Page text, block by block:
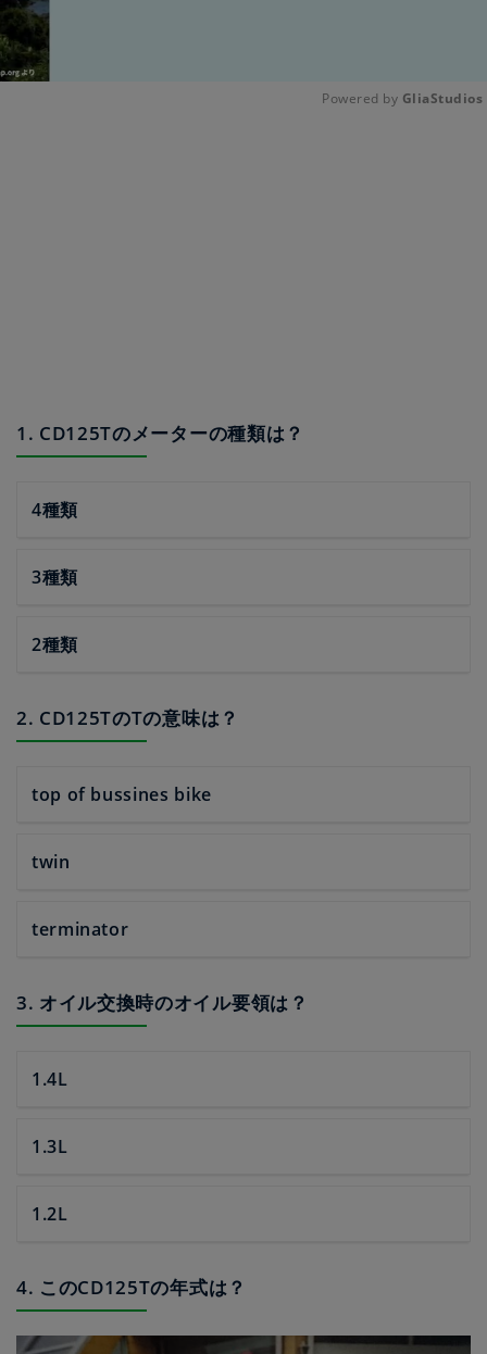
Powered by GliaStudios
1. CD125Tのメーターの種類は？
4種類
3種類
2種類
2. CD125TのTの意味は？
top of bussines bike
twin
terminator
3. オイル交換時のオイル要領は？
1.4L
1.3L
1.2L
4. このCD125Tの年式は？